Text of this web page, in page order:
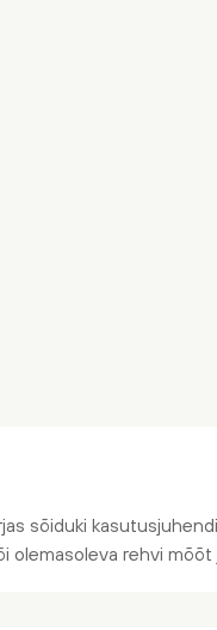
sõiduki
olemasoleva rehvi